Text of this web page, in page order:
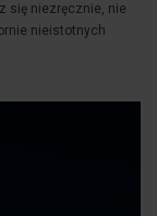
się niezręcznie, nie
nieistotnych